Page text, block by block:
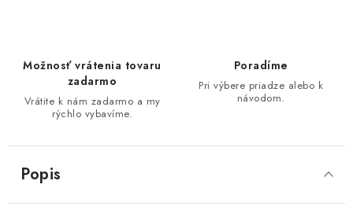
Možnosť vrátenia tovaru
zadarmo
Vrátite k nám zadarmo a my
rýchlo vybavíme.
Poradíme
Pri výbere priadze alebo k
návodom.
Popis